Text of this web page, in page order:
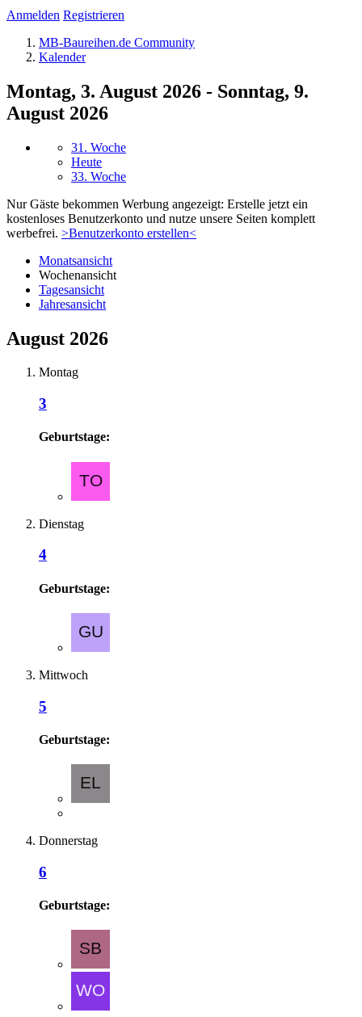
Anmelden Registrieren
MB-Baureihen.de Community
Kalender
Montag, 3. August 2026 - Sonntag, 9.
August 2026
31. Woche
Heute
33. Woche
Nur Gäste bekommen Werbung angezeigt: Erstelle jetzt ein
kostenloses Benutzerkonto und nutze unsere Seiten komplett
werbefrei. >Benutzerkonto erstellen<
Monatsansicht
Wochenansicht
Tagesansicht
Jahresansicht
August 2026
Montag
3
Geburtstage:
Dienstag
4
Geburtstage:
Mittwoch
5
Geburtstage:
Donnerstag
6
Geburtstage: